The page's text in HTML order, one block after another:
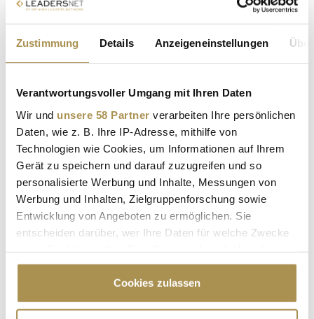
Zustimmung Details Anzeigeneinstellungen
Verantwortungsvoller Umgang mit Ihren Daten
Wir und unsere 58 Partner verarbeiten Ihre persönlichen
Daten, wie z. B. Ihre IP-Adresse, mithilfe von
Technologien wie Cookies, um Informationen auf Ihrem
Gerät zu speichern und darauf zuzugreifen und so
personalisierte Werbung und Inhalte, Messungen von
Werbung und Inhalten, Zielgruppenforschung sowie
Entwicklung von Angeboten zu ermöglichen. Sie
entscheiden darüber, wer Ihre Daten für welche Zwecke
Cookie-Erklärung oder durch Klicken auf das Privacy
Trigger Symbol ändern oder widerrufen
Cookies zulassen